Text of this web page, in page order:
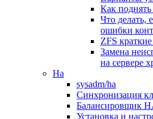
Как
Что делать,
ошибки
ZFS
Замена
на сервере
Ha
sysadm/ha
Синхронизация
Балансировщик
Установка и